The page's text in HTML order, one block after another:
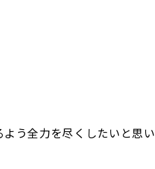
う全力を尽くしたいと思い